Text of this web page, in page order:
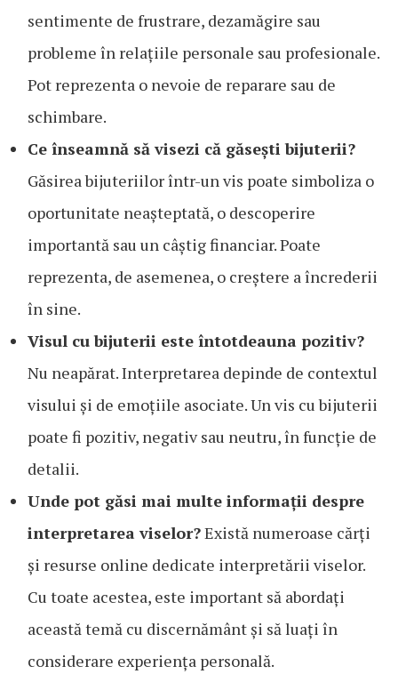
sentimente de frustrare, dezamăgire sau
probleme în relațiile personale sau profesionale.
Pot reprezenta o nevoie de reparare sau de
schimbare.
Ce înseamnă să visezi că găsești bijuterii?
Găsirea bijuteriilor într-un vis poate simboliza o
oportunitate neașteptată, o descoperire
importantă sau un câștig financiar. Poate
reprezenta, de asemenea, o creștere a încrederii
în sine.
Visul cu bijuterii este întotdeauna pozitiv?
Nu neapărat. Interpretarea depinde de contextul
visului și de emoțiile asociate. Un vis cu bijuterii
poate fi pozitiv, negativ sau neutru, în funcție de
detalii.
Unde pot găsi mai multe informații despre
interpretarea viselor?Există numeroase cărți
și resurse online dedicate interpretării viselor.
Cu toate acestea, este important să abordați
această temă cu discernământ și să luați în
considerare experiența personală.